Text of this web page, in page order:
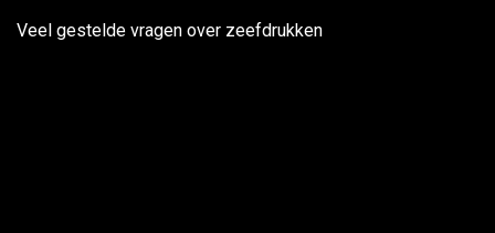
Veel gestelde vragen over zeefdrukken